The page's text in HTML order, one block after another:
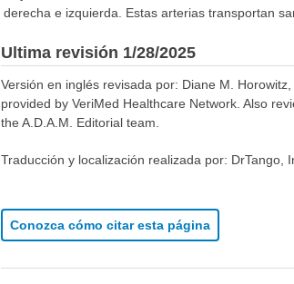
derecha e izquierda. Estas arterias transportan
Ultima revisión 1/28/2025
Versión en inglés revisada por: Diane M.
provided by VeriMed Healthcare Network. Also
the A.D.A.M. Editorial team.
Traducción y localización realizada por: DrTango,
Conozca cómo citar esta página